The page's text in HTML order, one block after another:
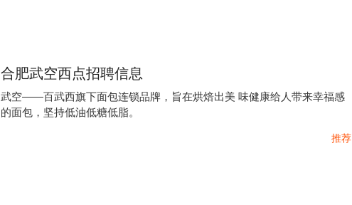
​合肥武空西点招聘信息
武空——百武西旗下面包连锁品牌，旨在烘焙出美 味健康给人带来幸福感
的面包，坚持低油低糖低脂。
推荐